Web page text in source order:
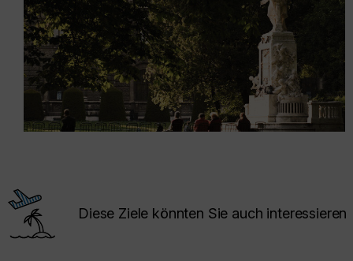
Diese Ziele könnten Sie auch interessieren